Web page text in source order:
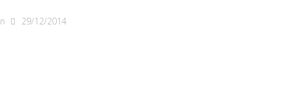
29/12/2014